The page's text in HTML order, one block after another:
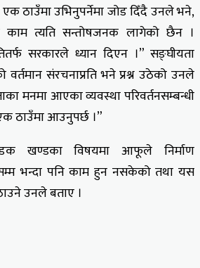
ठाउँमा उभिनुपर्नेमा जोड दिँदै उनले भने,
काम त्यति सन्तोषजनक लागेको छैन ।
सरकारले ध्यान दिएन ।” सङ्घीयता
संरचनाप्रति भने प्रश्न उठेको उनले
मनमा आएका व्यवस्था परिवर्तनसम्बन्धी
ठाउँमा आउनुपर्छ ।”
खण्डका विषयमा आफूले निर्माण
भन्दा पनि काम हुन नसकेको तथा यस
उनले बताए ।